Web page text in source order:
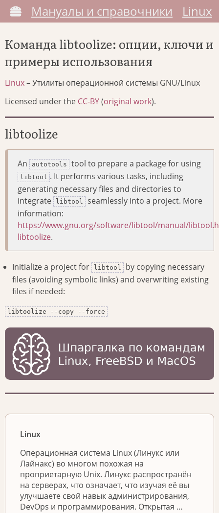
Мануалы и справочники Linux
Команда libtoolize: опции, ключи и
примеры использования
Linux– Утилиты операционной системы GNU/Linux
Licensed under the CC-BY(original work).
libtoolize
An autotools tool to prepare a package for using
libtool . It performs various tasks, including
generating necessary files and directories to
integrate
libtool
seamlessly into a project. More
information:
https://www.gnu.org/software/libtool/manual/
libtoolize.
Initialize a project for libtool
by copying necessary
files (avoiding symbolic links) and overwriting existing
files if needed:
libtoolize --copy --force
Linux
Операционная система Linux (Линукс или
Лайнакс) во многом похожая на
проприетарную Unix. Линукс распространён
на серверах, что означает, что изучая её вы
улучшаете свой навык администрирования,
DevOps и программирования. Открытая …